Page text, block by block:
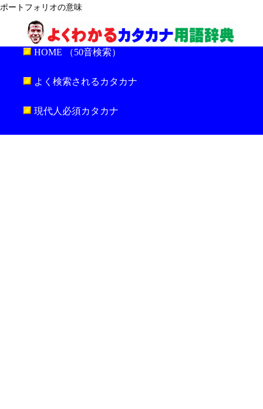
ポートフォリオの意味
HOME （50音検索）
よく検索されるカタカナ
現代人必須カタカナ